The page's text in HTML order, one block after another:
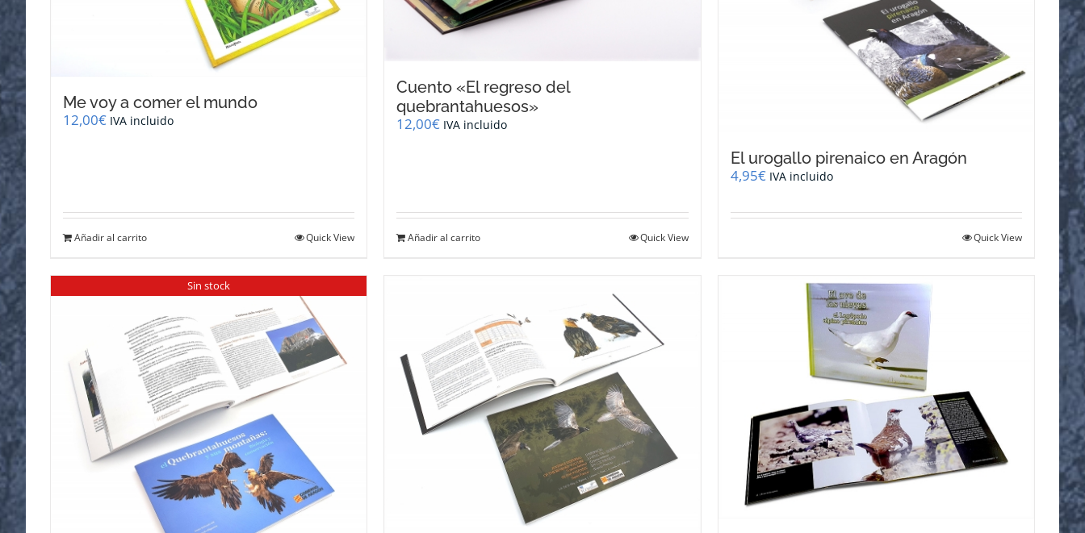
Me voy a comer el mundo
12,00€ IVA incluido
Añadir al carrito Quick View
Cuento «El regreso del
quebrantahuesos»
12,00€ IVA incluido
Añadir al carrito Quick View
El urogallo pirenaico en Aragón
4,95€ IVA incluido
Quick View
Sin stock